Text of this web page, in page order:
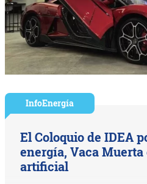
InfoEnergía
El Coloquio de IDEA
energía, Vaca
artificial